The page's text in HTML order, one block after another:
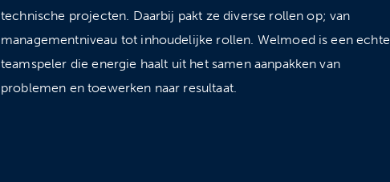
technische projecten. Daarbij pakt ze diverse rollen op; van
managementniveau tot inhoudelijke rollen. Welmoed is een echte
teamspeler die energie haalt uit het samen aanpakken van
problemen en toewerken naar resultaat.